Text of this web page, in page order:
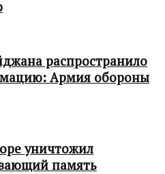
распространило
Армия обороны
уничтожил
память